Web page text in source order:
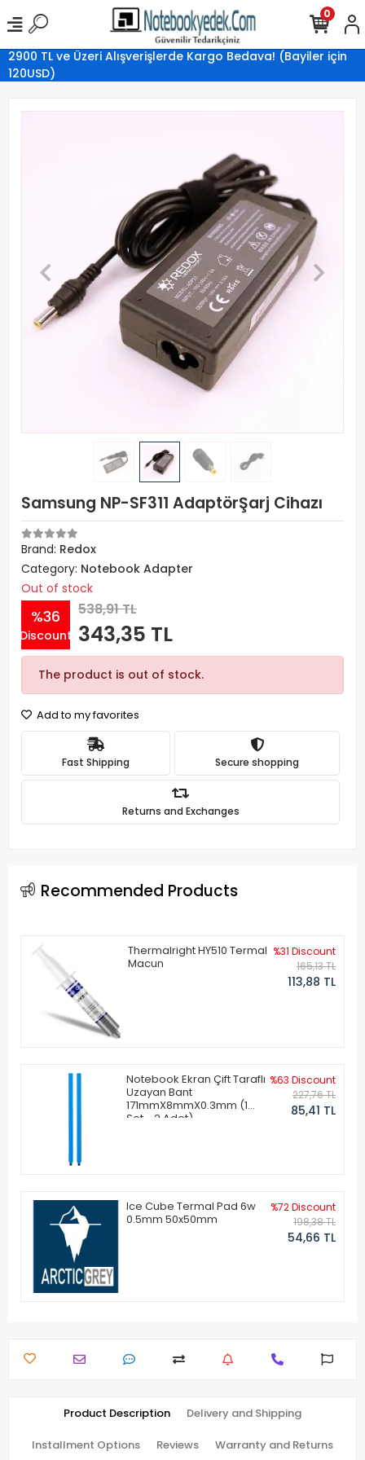
2900 TL ve Üzeri Alışverişlerde Kargo Bedava! (Bayiler için
120USD)
0
Samsung NP-SF311 AdaptörŞarj Cihazı
Brand: Redox
Category: Notebook Adapter
Out of stock
%36
Discount
538,91 TL
343,35 TL
The product is out of stock.
Add to my favorites
Fast Shipping Secure shopping
Returns and Exchanges
Recommended Products
Thermalright HY510 Termal
Macun
%31 Discount
165,13 TL
113,88 TL
Notebook Ekran Çift Taraflı
Uzayan Bant
171mmX8mmX0.3mm (1
Set - 2 Adet)
%63 Discount
227,76 TL
85,41 TL
Ice Cube Termal Pad 6w
0.5mm 50x50mm
%72 Discount
198,38 TL
54,66 TL
Product Description Delivery and Shipping
Installment Options Reviews Warranty and Returns